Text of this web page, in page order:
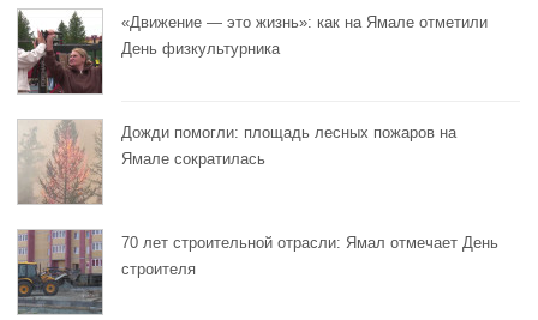
«Движение — это жизнь»: как на Ямале отметили
День физкультурника
Дожди помогли: площадь лесных пожаров на
Ямале сократилась
70 лет строительной отрасли: Ямал отмечает День
строителя